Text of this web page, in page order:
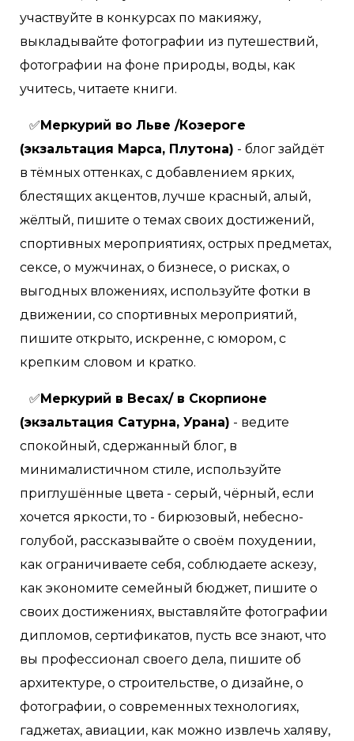
участвуйте в конкурсах по макияжу,
выкладывайте фотографии из путешествий,
фотографии на фоне природы, воды, как
учитесь, читаете книги.
✅Меркурий во Льве /Козероге
(экзальтация Марса, Плутона) - блог зайдёт
в тёмных оттенках, с добавлением ярких,
блестящих акцентов, лучше красный, алый,
жёлтый, пишите о темах своих достижений,
спортивных мероприятиях, острых предметах,
сексе, о мужчинах, о бизнесе, о рисках, о
выгодных вложениях, используйте фотки в
движении, со спортивных мероприятий,
пишите открыто, искренне, с юмором, с
крепким словом и кратко.
✅Меркурий в Весах/ в Скорпионе
(экзальтация Сатурна, Урана) - ведите
спокойный, сдержанный блог, в
минималистичном стиле, используйте
приглушённые цвета - серый, чёрный, если
хочется яркости, то - бирюзовый, небесно-
голубой, рассказывайте о своём похудении,
как ограничиваете себя, соблюдаете аскезу,
как экономите семейный бюджет, пишите о
своих достижениях, выставляйте фотографии
дипломов, сертификатов, пусть все знают, что
вы профессионал своего дела, пишите об
архитектуре, о строительстве, о дизайне, о
фотографии, о современных технологиях,
гаджетах, авиации, как можно извлечь халяву,